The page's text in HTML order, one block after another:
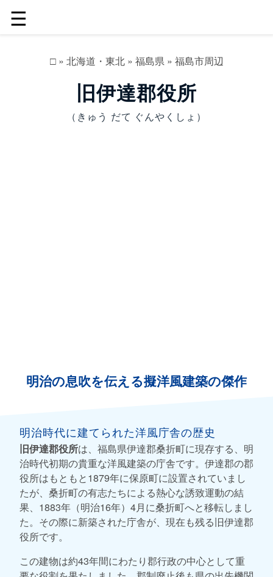
☰
□» 北海道・東北» 福島県» 福島市周辺
旧伊達郡役所
（きゅう だて ぐんやくしょ）
明治の息吹を伝える擬洋風建築の傑作
明治時代に建てられた洋風庁舎の歴史
旧伊達郡役所は、福島県伊達郡桑折町に現存する、明
治時代初期の貴重な洋風建築の庁舎です。伊達郡の郡
役所はもともと1879年に保原町に設置されていまし
たが、桑折町の有志たちによる熱心な誘致運動の結
果、1883年（明治16年）4月に桑折町へと移転しまし
た。その際に新築された庁舎が、現在も残る旧伊達郡
役所です。
この建物は約43年間にわたり郡行政の中心として重